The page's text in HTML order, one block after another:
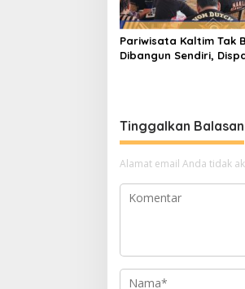
Pariwisata Kaltim Tak
Dibangun Sendiri,
Tinggalkan Balasan
Alamat email Anda tidak